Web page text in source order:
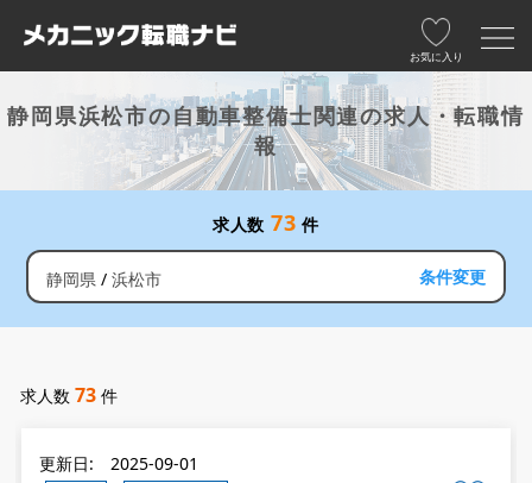
お気に入り
静岡県浜松市の自動車整備士関連の求人・転職情
報
求人数 73 件
静岡県 浜松市 条件変更
求人数73 件
更新日: 2025-09-01